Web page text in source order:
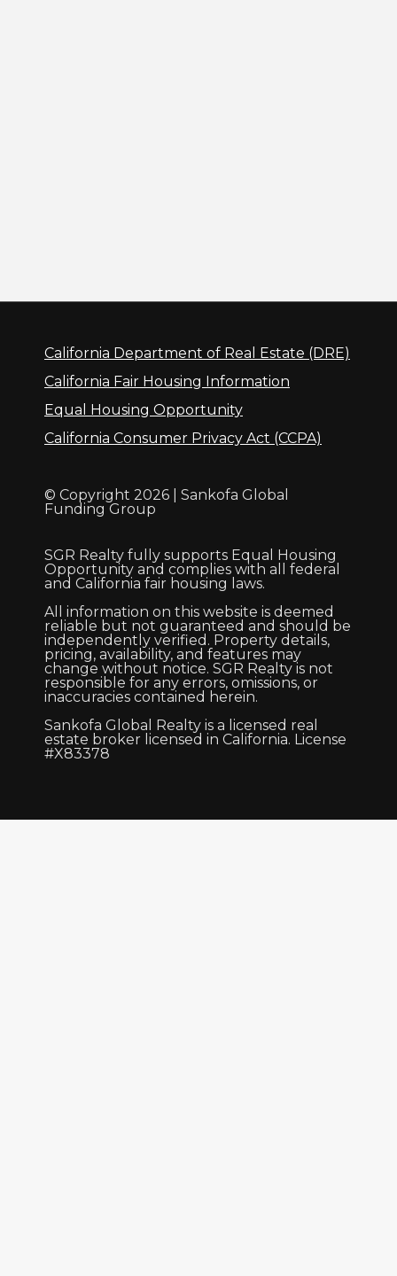
California Department of Real Estate (DRE)
California Fair Housing Information
Equal Housing Opportunity
California Consumer Privacy Act (CCPA)
© Copyright 2026 | Sankofa Global
Funding Group
SGR Realty fully supports Equal Housing
Opportunity and complies with all federal
and California fair housing laws.
All information on this website is deemed
reliable but not guaranteed and should be
independently verified. Property details,
pricing, availability, and features may
change without notice. SGR Realty is not
responsible for any errors, omissions, or
inaccuracies contained herein.
Sankofa Global Realty is a licensed real
estate broker licensed in California. License
#X83378